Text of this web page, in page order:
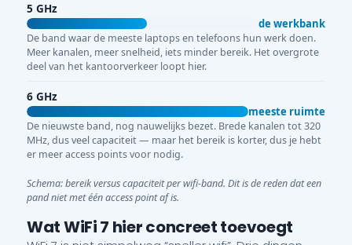
5 GHz
de werkbank
De band waar de meeste laptops en telefoons hun werk doen.
Meer kanalen, meer snelheid, iets minder bereik. Het overgrote
deel van het kantoorverkeer loopt hier.
6 GHz
meeste ruimte
De nieuwste band, nog nauwelijks bezet. Brede kanalen tot 320
MHz, dus veel capaciteit — maar het bereik is korter, dus je hebt
er meer access points voor nodig.
Schema: bereik versus capaciteit per wifi-band. Dit is de reden dat een
pand niet met één access point af is.
Wat WiFi 7 hier concreet toevoegt